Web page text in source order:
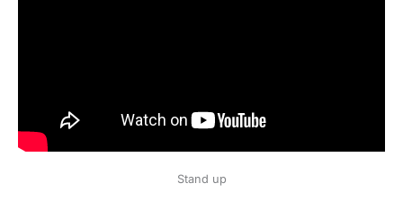
Stand up